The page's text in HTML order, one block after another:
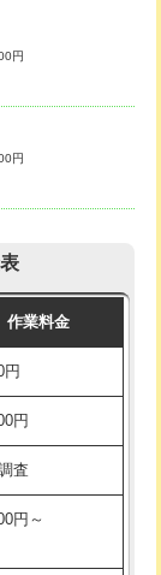
円
円
円
円
積
円
円+材料費
円
円
作業料金
円
円
査
円～